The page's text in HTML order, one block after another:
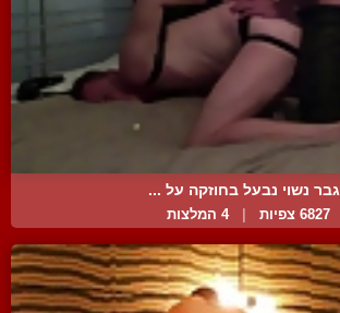
גבר נשוי נבעל בחוזקה על ...
6827 צפיות 4 המלצות